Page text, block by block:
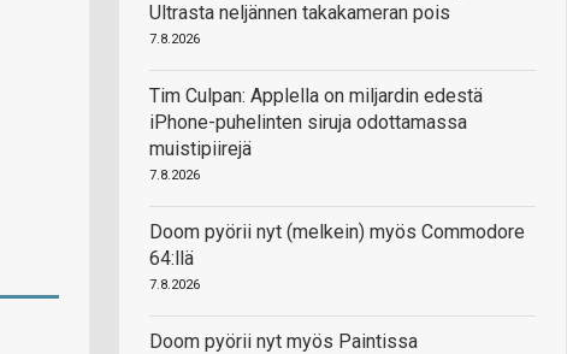
Ultrasta neljännen takakameran pois
7.8.2026
Tim Culpan: Applella on miljardin edestä
iPhone-puhelinten siruja odottamassa
muistipiirejä
7.8.2026
Doom pyörii nyt (melkein) myös Commodore
64:llä
7.8.2026
Doom pyörii nyt myös Paintissa